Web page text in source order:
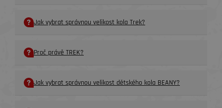
Jak vybrat správnou velikost kola Trek?
Proč právě TREK?
Jak vybrat správnou velikost dětského kola BEANY?